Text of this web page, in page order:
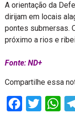
A orientação da
dirijam em locais
pontes submersas.
próximo a rios e
Fonte: ND+
Compartilhe essa